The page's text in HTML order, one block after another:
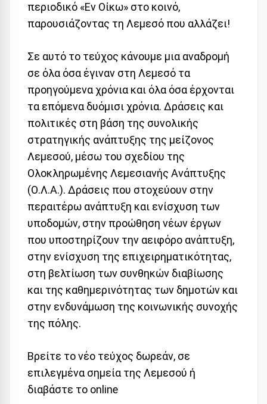
περιοδικό «Εν Οίκω» στο κοινό,
παρουσιάζοντας τη Λεμεσό που αλλάζει!
Σε αυτό το τεύχος κάνουμε μια αναδρομή
σε όλα όσα έγιναν στη Λεμεσό τα
προηγούμενα χρόνια και όλα όσα έρχονται
τα επόμενα δυόμισι χρόνια. Δράσεις και
πολιτικές στη βάση της συνολικής
στρατηγικής ανάπτυξης της μείζονος
Λεμεσού, μέσω του σχεδίου της
Ολοκληρωμένης Λεμεσιανής Ανάπτυξης
(Ο.Λ.Α.). Δράσεις που στοχεύουν στην
περαιτέρω ανάπτυξη και ενίσχυση των
υποδομών, στην προώθηση νέων έργων
που υποστηρίζουν την αειφόρο ανάπτυξη,
στην ενίσχυση της επιχειρηματικότητας,
στη βελτίωση των συνθηκών διαβίωσης
και της καθημερινότητας των δημοτών και
στην ενδυνάμωση της κοινωνικής συνοχής
της πόλης.
Βρείτε το νέο τεύχος δωρεάν, σε
επιλεγμένα σημεία της Λεμεσού ή
διαβάστε το online